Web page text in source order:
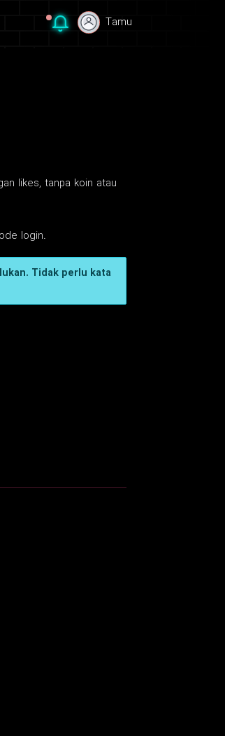
Tamu
likes, tanpa koin atau
login.
Tidak perlu kata